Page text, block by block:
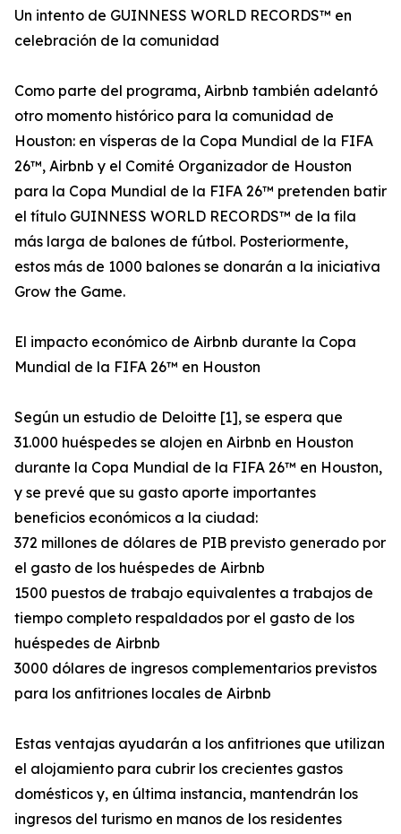
Un intento de GUINNESS WORLD RECORDS™ en
celebración de la comunidad
Como parte del programa, Airbnb también adelantó
otro momento histórico para la comunidad de
Houston: en vísperas de la Copa Mundial de la FIFA
26™, Airbnb y el Comité Organizador de Houston
para la Copa Mundial de la FIFA 26™ pretenden batir
el título GUINNESS WORLD RECORDS™ de la fila
más larga de balones de fútbol. Posteriormente,
estos más de 1000 balones se donarán a la iniciativa
Grow the Game.
El impacto económico de Airbnb durante la Copa
Mundial de la FIFA 26™ en Houston
Según un estudio de Deloitte [1], se espera que
31.000 huéspedes se alojen en Airbnb en Houston
durante la Copa Mundial de la FIFA 26™ en Houston,
y se prevé que su gasto aporte importantes
beneficios económicos a la ciudad:
372 millones de dólares de PIB previsto generado por
el gasto de los huéspedes de Airbnb
1500 puestos de trabajo equivalentes a trabajos de
tiempo completo respaldados por el gasto de los
huéspedes de Airbnb
3000 dólares de ingresos complementarios previstos
para los anfitriones locales de Airbnb
Estas ventajas ayudarán a los anfitriones que utilizan
el alojamiento para cubrir los crecientes gastos
domésticos y, en última instancia, mantendrán los
ingresos del turismo en manos de los residentes